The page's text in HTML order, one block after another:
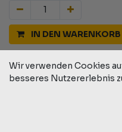
IN DEN WARENKORB
Geschäftsbedingungen
Versand: 2-3
Wir verwenden Cookies
besseres Nutzererlebnis